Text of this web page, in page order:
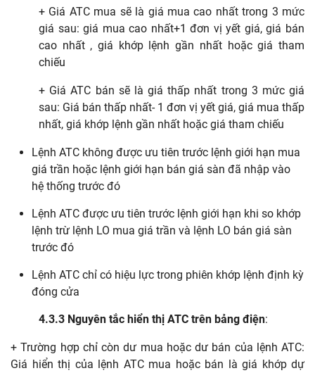
+ Giá ATC mua sẽ là giá mua cao nhất trong 3 mức
giá sau: giá mua cao nhất+1 đơn vị yết giá, giá bán
cao nhất , giá khớp lệnh gần nhất hoặc giá tham
chiếu
+ Giá ATC bán sẽ là giá thấp nhất trong 3 mức giá
sau: Giá bán thấp nhất- 1 đơn vị yết giá, giá mua thấp
nhất, giá khớp lệnh gần nhất hoặc giá tham chiếu
Lệnh ATC không được ưu tiên trước lệnh giới hạn mua
giá trần hoặc lệnh giới hạn bán giá sàn đã nhập vào
hệ thống trước đó
Lệnh ATC được ưu tiên trước lệnh giới hạn khi so khớp
lệnh trừ lệnh LO mua giá trần và lệnh LO bán giá sàn
trước đó
Lệnh ATC chỉ có hiệu lực trong phiên khớp lệnh định kỳ
đóng cửa
4.3.3 Nguyên tắc hiển thị ATC trên bảng điện:
+ Trường hợp chỉ còn dư mua hoặc dư bán của lệnh ATC:
Giá hiển thị của lệnh ATC mua hoặc bán là giá khớp dự